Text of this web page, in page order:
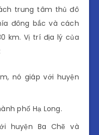
trung tâm thủ đô
đông bắc và cách
km. Vị trí địa lý của
nó giáp với huyện
phố Hạ Long.
huyện Ba Chẽ và